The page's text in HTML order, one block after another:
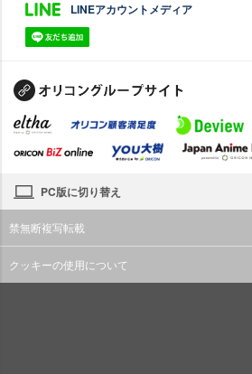
LINEアカウントメディア
PC版に切り替え
禁無断複写転載
クッキーの使用について